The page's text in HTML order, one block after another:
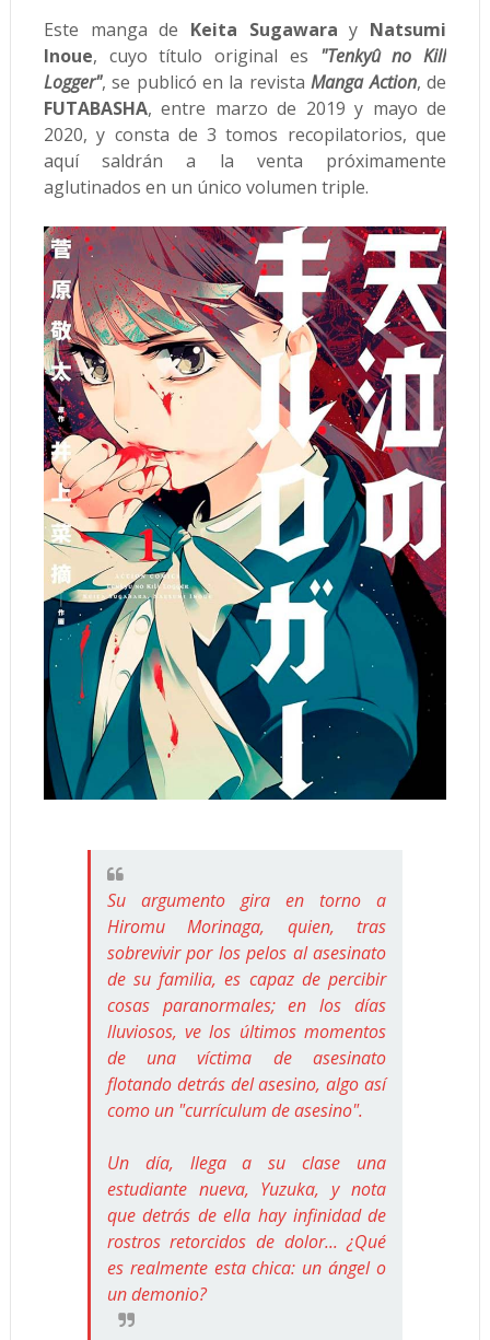
Este manga de Keita Sugawara y Natsumi
Inoue, cuyo título original es "Tenkyû no Kill
Logger", se publicó en la revistaManga Action, de
FUTABASHA, entre marzo de 2019 y mayo de
2020, y consta de 3 tomos recopilatorios, que
aquí saldrán a la venta próximamente
aglutinados en un único volumen triple.
Su argumento gira en torno a
Hiromu Morinaga, quien, tras
sobrevivir por los pelos al asesinato
de su familia, es capaz de percibir
cosas paranormales; en los días
lluviosos, ve los últimos momentos
de una víctima de asesinato
flotando detrás del asesino, algo así
como un "currículum de asesino".
Un día, llega a su clase una
estudiante nueva, Yuzuka, y nota
que detrás de ella hay infinidad de
rostros retorcidos de dolor... ¿Qué
es realmente esta chica: un ángel o
un demonio?